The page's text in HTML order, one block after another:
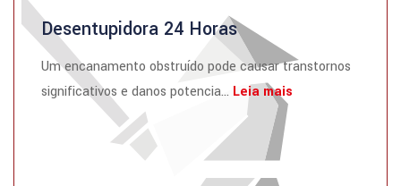
Desentupidora 24 Horas
Um encanamento obstruído pode causar transtornos
significativos e danos potencia... Leia mais